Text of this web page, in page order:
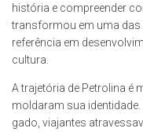
história e compreender
transformou em uma das
referência em
cultura.
A trajetória de Petrolina
moldaram sua
gado, viajantes